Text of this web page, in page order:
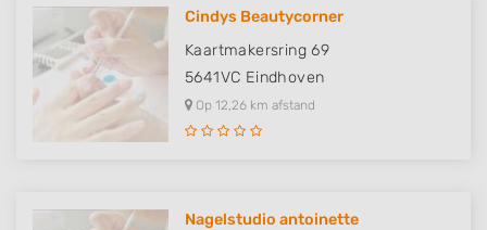
Cindys Beautycorner
Kaartmakersring 69
5641VC Eindhoven
Op 12,26 km afstand
Nagelstudio antoinette